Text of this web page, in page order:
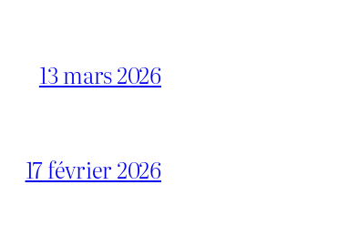
13 mars 2026
17 février 2026